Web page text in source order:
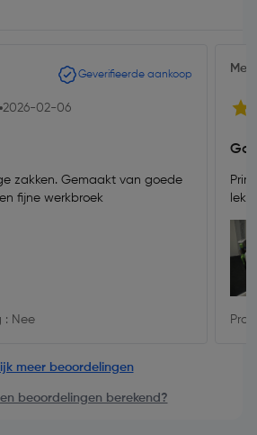
Geverifieerde aankoop
2026-02-06
zakken. Gemaakt van goede
fijne werkbroek
: Nee
meer beoordelingen
beoordelingen berekend?